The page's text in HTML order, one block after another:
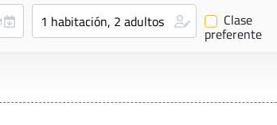
✔ Clase
preferente